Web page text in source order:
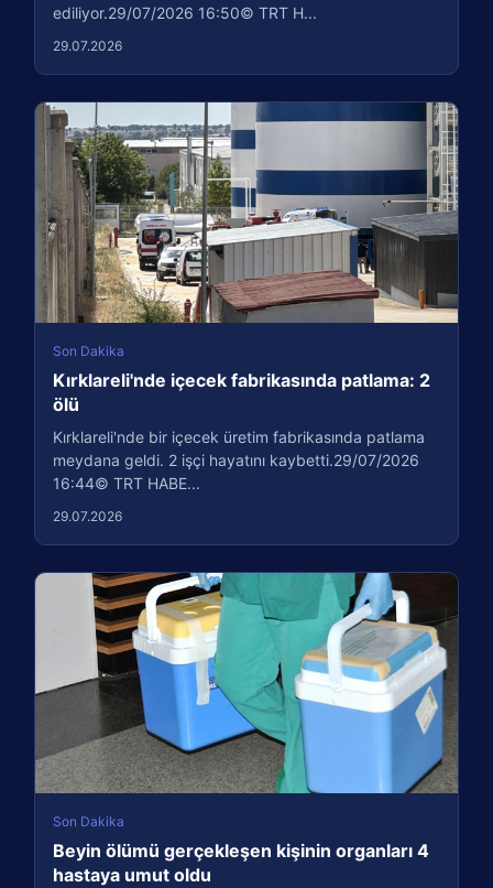
ediliyor.29/07/2026 16:50© TRT H...
29.07.2026
Son Dakika
Kırklareli'nde içecek fabrikasında patlama: 2
ölü
Kırklareli'nde bir içecek üretim fabrikasında patlama
meydana geldi. 2 işçi hayatını kaybetti.29/07/2026
16:44© TRT HABE...
29.07.2026
Son Dakika
Beyin ölümü gerçekleşen kişinin organları 4
hastaya umut oldu